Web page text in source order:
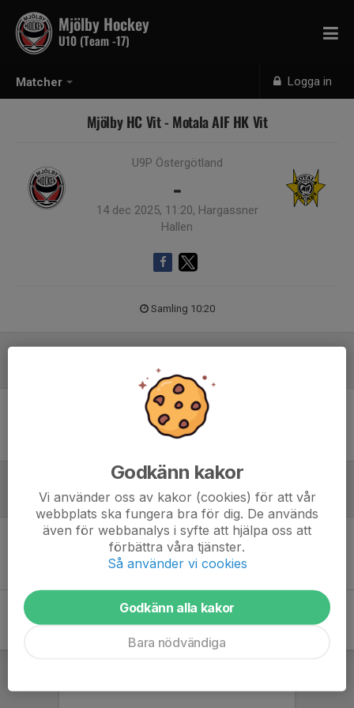
Matcher Logga in
Mjölby Hockey
U10 (Team -17)
Mjölby HC Vit - Motala AIF HK Vit
U9P Östergötland
-
14 dec 2025, 11:20, Hargassner
Hallen
Samling 10:20
Ingen uppställning ifylld
Referat
Inget referat skrivet
Godkänn kakor
Vi använder oss av kakor (cookies) för att vår
webbplats ska fungera bra för dig. De används
även för webbanalys i syfte att hjälpa oss att
förbättra våra tjänster.
Så använder vi cookies
Godkänn alla kakor
Bara nödvändiga